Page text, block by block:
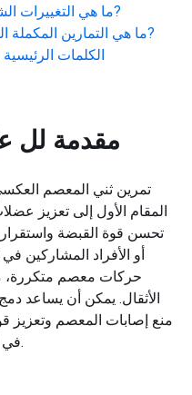
ما هي التغييرات?
ما هي التمارين المكملة?
الكلمات الرئيسية
مقدمة لل
تمرين ثني المعصم
المقام الأول إلى تعزيز
تحسن قوة القبضة واستقرار
أو الأفراد المشاركين
حركات معصم متكررة،
الأثقال. يمكن أن يساعد
منع إصابات المعصم وتعزيز
في الألعاب الرياضية والأنشطة اليومية.